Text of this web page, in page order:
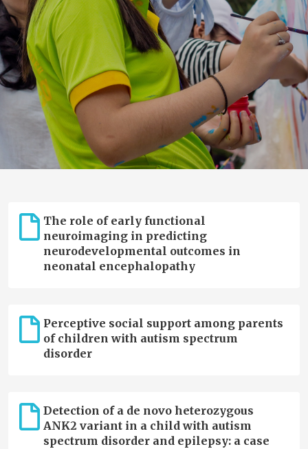
The role of early functional
neuroimaging in predicting
neurodevelopmental outcomes in
neonatal encephalopathy
Perceptive social support among parents
of children with autism spectrum
disorder
Detection of a de novo heterozygous
ANK2 variant in a child with autism
spectrum disorder and epilepsy: a case